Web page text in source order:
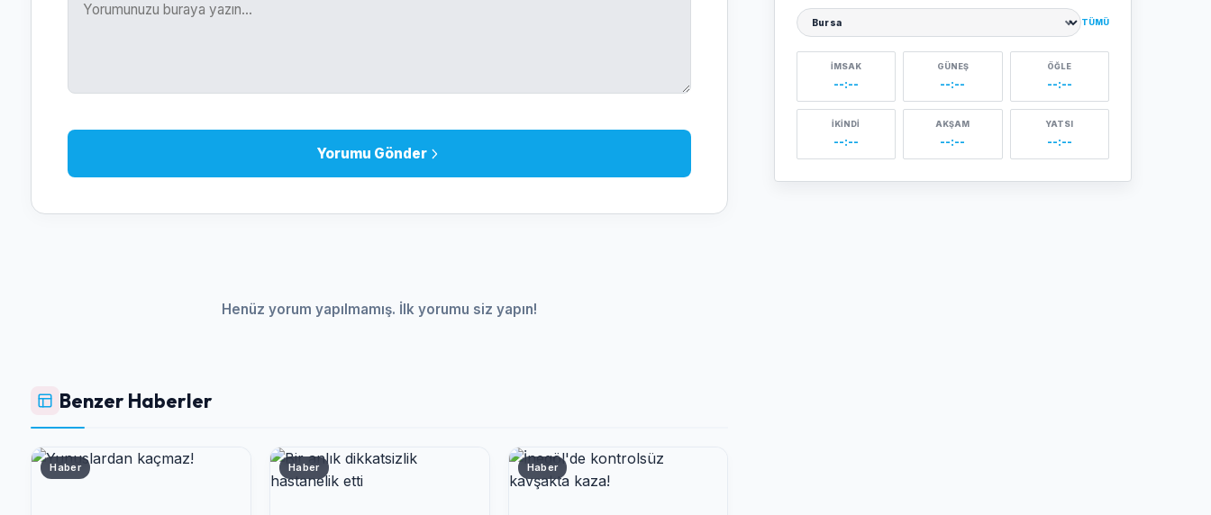
Yorumu Gönder
Henüz yorum yapılmamış. İlk yorumu siz yapın!
Benzer Haberler
Haber Haber Haber
Şehir seçin
TÜMÜ
İMSAK
--:--
GÜNEŞ
--:--
ÖĞLE
--:--
İKINDI
--:--
AKŞAM
--:--
YATSI
--:--